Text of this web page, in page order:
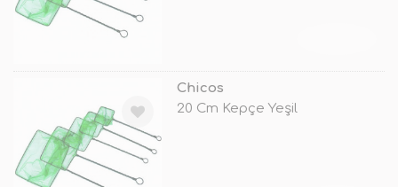
Chicos
20 Cm Kepçe Yeşil